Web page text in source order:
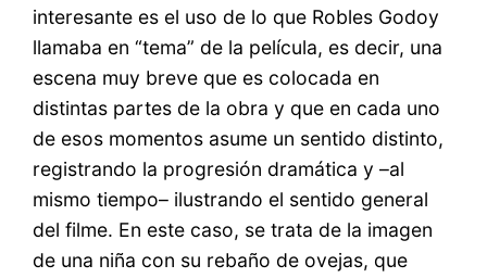
interesante es el uso de lo que Robles Godoy
llamaba en “tema” de la película, es decir, una
escena muy breve que es colocada en
distintas partes de la obra y que en cada uno
de esos momentos asume un sentido distinto,
registrando la progresión dramática y –al
mismo tiempo– ilustrando el sentido general
del filme. En este caso, se trata de la imagen
de una niña con su rebaño de ovejas, que